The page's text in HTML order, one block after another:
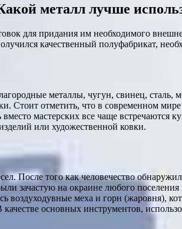
металл лучше
для придания им необходимого
качественный полуфабрикат,
металлы, чугун, свинец, сталь,
Стоит отметить, что в современном
мастерских все чаще
или художественной ковки.
После того как человечество
зачастую на окраине любого
воздуходувные меха и горн (жаровня),
основных инструментов,